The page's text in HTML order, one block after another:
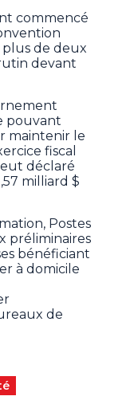
commencé
plus de deux
devant
pouvant
maintenir le
fiscal
déclaré
milliard $
Postes
préliminaires
bénéficiant
à domicile
de